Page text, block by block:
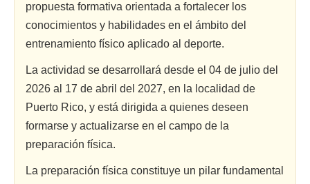
propuesta formativa orientada a fortalecer los
conocimientos y habilidades en el ámbito del
entrenamiento físico aplicado al deporte.
La actividad se desarrollará desde el 04 de julio del
2026 al 17 de abril del 2027, en la localidad de
Puerto Rico, y está dirigida a quienes deseen
formarse y actualizarse en el campo de la
preparación física.
La preparación física constituye un pilar fundamental